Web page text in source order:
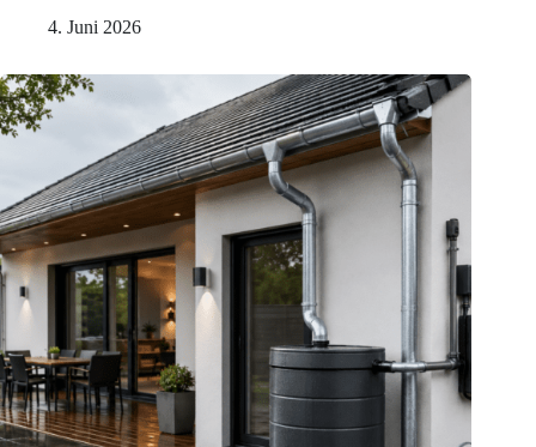
4. Juni 2026